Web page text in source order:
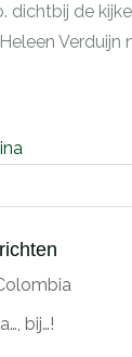
dichtbij de
Verduijn
bij…!